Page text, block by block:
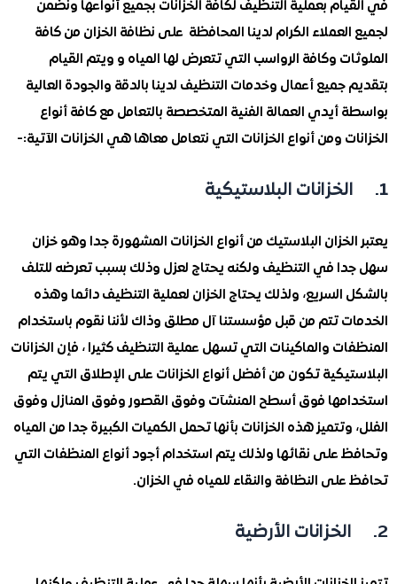
بعملية التنظيف لكافة الخزانات بجميع أنواعها ونضمن
الكرام لدينا المحافظة على نظافة الخزان من كافة
وكافة الرواسب التي تتعرض لها المياه و ويتم القيام
جميع أعمال وخدمات التنظيف لدينا بالدقة والجودة العالية
أيدي العمالة الفنية المتخصصة بالتعامل مع كافة أنواع
ومن أنواع الخزانات التي نتعامل معاها هي الخزانات الآتية:-
البلاستيك من أنواع الخزانات المشهورة جدا وهو خزان
في التنظيف ولكنه يحتاج لعزل وذلك بسبب تعرضه للتلف
السريع، ولذلك يحتاج الخزان لعملية التنظيف دائما وهذه
تتم من قبل مؤسستنا آل مطلق وذاك لأننا نقوم باستخدام
والماكينات التي تسهل عملية التنظيف كثيرا ، فإن الخزانات
تكون من أفضل أنواع الخزانات على الإطلاق التي يتم
فوق أسطح المنشآت وفوق القصور وفوق المنازل وفوق
هذه الخزانات بأنها تحمل الكميات الكبيرة جدا من المياه
على نقائها ولذلك يتم استخدام أجود أنواع المنظفات التي
النظافة والنقاء للمياه في الخزان.